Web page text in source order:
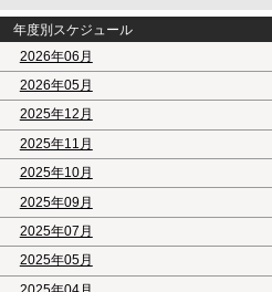
年度別スケジュール
2026年06月
2026年05月
2025年12月
2025年11月
2025年10月
2025年09月
2025年07月
2025年05月